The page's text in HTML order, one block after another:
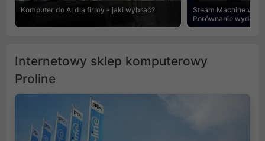
Komputer do AI dla firmy - jaki wybrać?
Steam Machine vs
Porównanie
Internetowy sklep komputerowy
Proline